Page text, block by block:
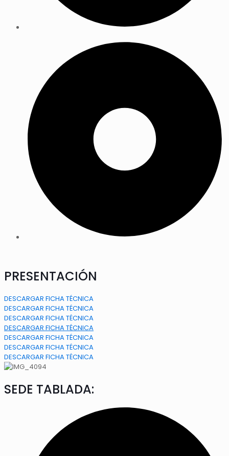
PRESENTACIÓN
DESCARGAR FICHA TÉCNICA
DESCARGAR FICHA TÉCNICA
DESCARGAR FICHA TÉCNICA
DESCARGAR FICHA TÉCNICA
DESCARGAR FICHA TÉCNICA
DESCARGAR FICHA TÉCNICA
DESCARGAR FICHA TÉCNICA
SEDE TABLADA: